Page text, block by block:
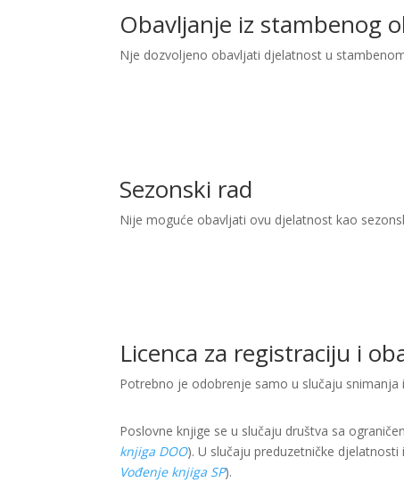
Obavljanje iz stambenog
Nje dozvoljeno obavljati djelatnost u
Sezonski rad
Nije moguće obavljati ovu djelatnost kao
Licenca za registraciju i
Potrebno je odobrenje samo u slučaju snimanja
Poslovne knjige se u slučaju društva sa
knjiga DOO). U slučaju preduzetničke
Vođenje knjiga SP).